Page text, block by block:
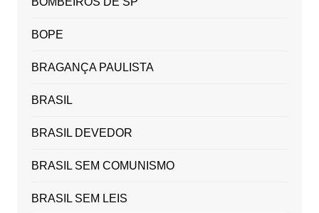
BOPE
BRAGANÇA PAULISTA
BRASIL
BRASIL DEVEDOR
BRASIL SEM COMUNISMO
BRASIL SEM LEIS